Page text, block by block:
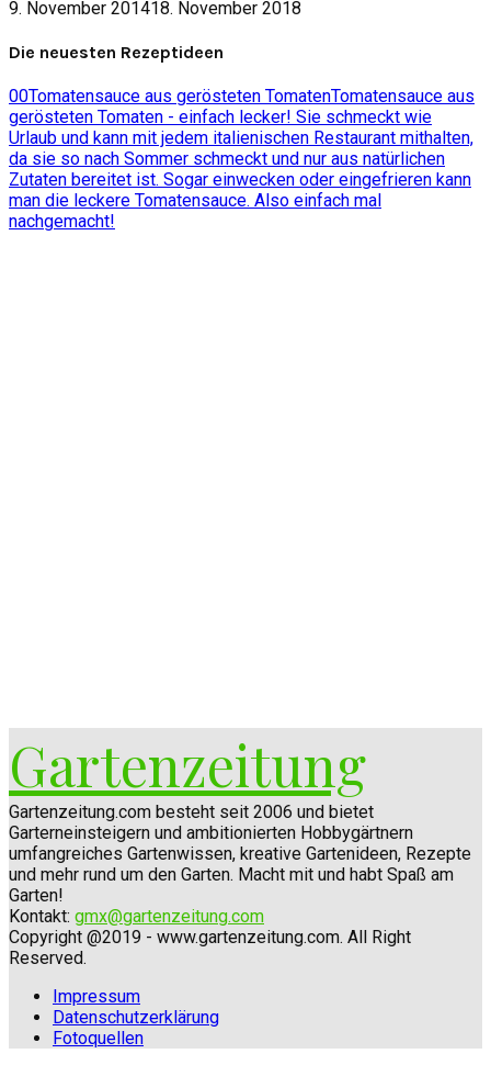
9. November 201418. November 2018
Die neuesten Rezeptideen
00Tomatensauce aus gerösteten TomatenTomatensauce aus
gerösteten Tomaten - einfach lecker! Sie schmeckt wie
Urlaub und kann mit jedem italienischen Restaurant mithalten,
da sie so nach Sommer schmeckt und nur aus natürlichen
Zutaten bereitet ist. Sogar einwecken oder eingefrieren kann
man die leckere Tomatensauce. Also einfach mal
nachgemacht!
Gartenzeitung
Gartenzeitung.com besteht seit 2006 und bietet
Garterneinsteigern und ambitionierten Hobbygärtnern
umfangreiches Gartenwissen, kreative Gartenideen, Rezepte
und mehr rund um den Garten. Macht mit und habt Spaß am
Garten!
Kontakt: gmx@gartenzeitung.com
Copyright @2019 - www.gartenzeitung.com. All Right
Reserved.
Impressum
Datenschutzerklärung
Fotoquellen